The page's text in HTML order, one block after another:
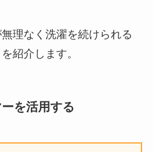
理なく洗濯を続けられる
紹介します。
を活用する